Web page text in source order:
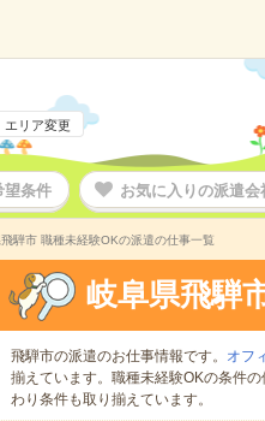
エリア変更
望条件 お気に入りの派遣会
騨市 職種未経験OKの派遣の仕事一覧
岐阜県飛騨
飛騨市の派遣のお仕事情報です。 オフ
揃えています。職種未経験OKの条件の
わり条件も取り揃えています。